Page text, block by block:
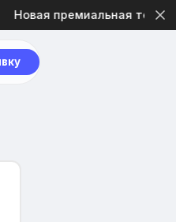
Новая премиальная тема